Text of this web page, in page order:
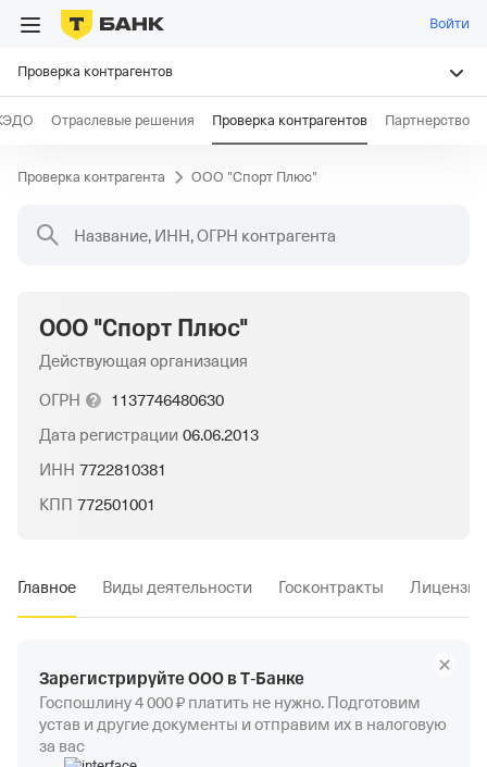
Войти
Проверка контрагентов
Отраслевые решения Проверка контрагентов Партнерство
Проверка контрагента ООО "Спорт Плюс"
Название, ИНН, ОГРН контрагента
ООО "Спорт Плюс"
Действующая организация
ОГРН
1137746480630
Дата регистрации 06.06.2013
ИНН 7722810381
КПП 772501001
Главное Виды деятельности Госконтракты Лицензии
Зарегистрируйте ООО в Т‑Банке
Госпошлину 4 000 ₽ платить не нужно. Подготовим
устав и другие документы и отправим их в налоговую
за вас